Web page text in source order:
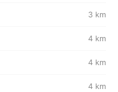
3 km
4 km
4 km
4 km